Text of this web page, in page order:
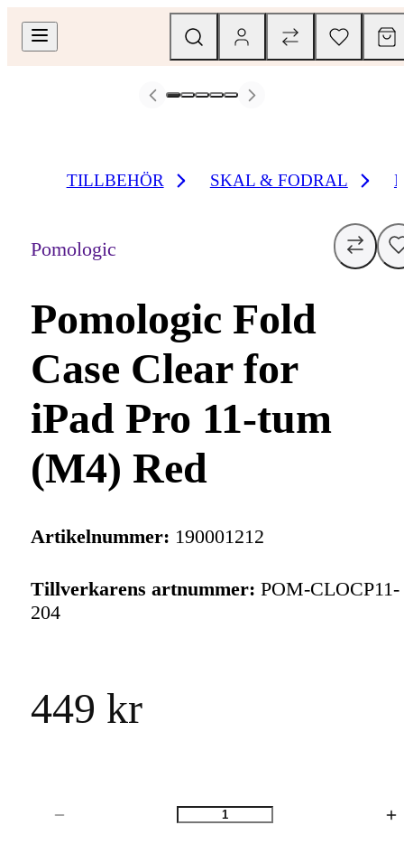
TILLBEHÖR SKAL & FODRAL
Pomologic
Pomologic Fold
Case Clear for
iPad Pro 11-tum
(M4) Red
Artikelnummer: 190001212
Tillverkarens artnummer: POM-CLOCP11-
204
449 kr
Antal